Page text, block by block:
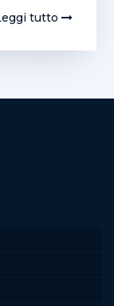
tutto